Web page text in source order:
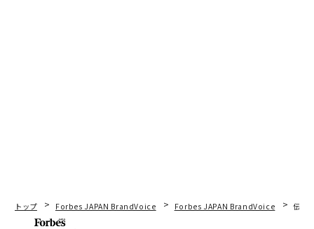
トップ Forbes JAPAN BrandVoice Forbes JAPAN BrandVoice 伝統